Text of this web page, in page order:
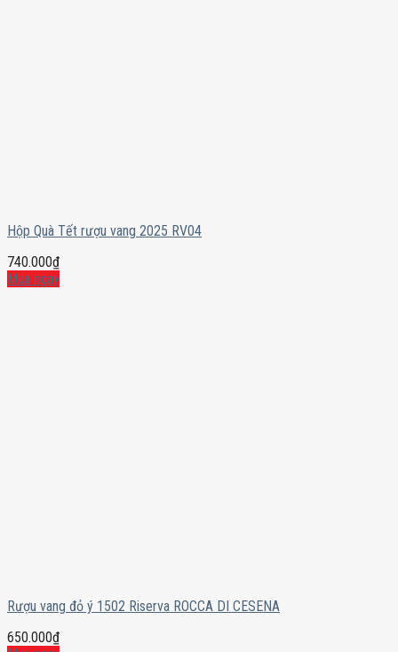
Hộp Quà Tết rượu vang 2025 RV04
740.000₫
Mua ngay
Rượu vang đỏ ý 1502 Riserva ROCCA DI CESENA
650.000₫